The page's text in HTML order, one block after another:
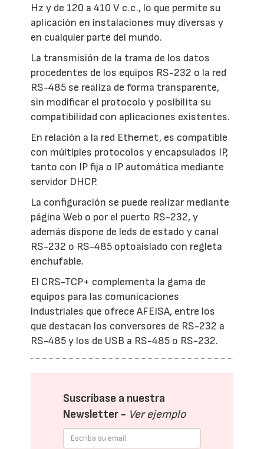
Hz y de 120 a 410 V c.c., lo que permite su
aplicación en instalaciones muy diversas y
en cualquier parte del mundo.
La transmisión de la trama de los datos
procedentes de los equipos RS-232 o la red
RS-485 se realiza de forma transparente,
sin modificar el protocolo y posibilita su
compatibilidad con aplicaciones existentes.
En relación a la red Ethernet, es compatible
con múltiples protocolos y encapsulados IP,
tanto con IP fija o IP automática mediante
servidor DHCP.
La configuración se puede realizar mediante
página Web o por el puerto RS-232, y
además dispone de leds de estado y canal
RS-232 o RS-485 optoaislado con regleta
enchufable.
El CRS-TCP+ complementa la gama de
equipos para las comunicaciones
industriales que ofrece AFEISA, entre los
que destacan los conversores de RS-232 a
RS-485 y los de USB a RS-485 o RS-232.
Suscríbase a nuestra
Newsletter - Ver ejemplo